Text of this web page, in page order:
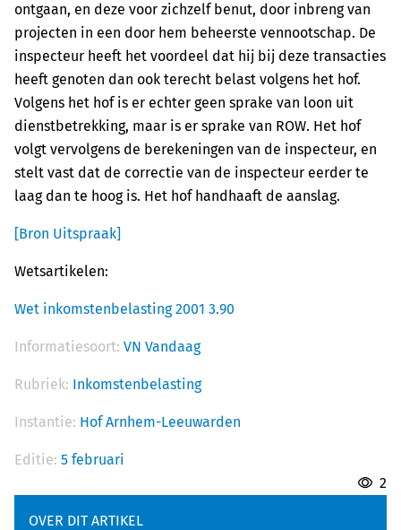
ontgaan, en deze voor zichzelf benut, door inbreng van
projecten in een door hem beheerste vennootschap. De
inspecteur heeft het voordeel dat hij bij deze transacties
heeft genoten dan ook terecht belast volgens het hof.
Volgens het hof is er echter geen sprake van loon uit
dienstbetrekking, maar is er sprake van ROW. Het hof
volgt vervolgens de berekeningen van de inspecteur, en
stelt vast dat de correctie van de inspecteur eerder te
laag dan te hoog is. Het hof handhaaft de aanslag.
[Bron Uitspraak]
Wetsartikelen:
Wet inkomstenbelasting 2001 3.90
Informatiesoort: VN Vandaag
Rubriek: Inkomstenbelasting
Instantie: Hof Arnhem-Leeuwarden
Editie: 5 februari
2
OVER DIT ARTIKEL